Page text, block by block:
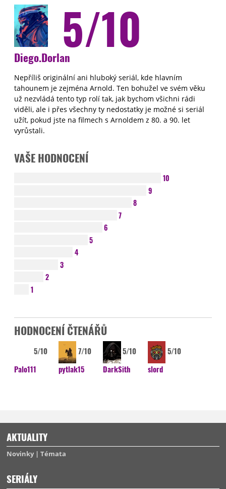
5/10
Diego.Dorlan
Nepříliš originální ani hluboký seriál, kde hlavním
tahounem je zejména Arnold. Ten bohužel ve svém věku
už nezvládá tento typ rolí tak, jak bychom všichni rádi
viděli, ale i přes všechny ty nedostatky je možné si seriál
užít, pokud jste na filmech s Arnoldem z 80. a 90. let
vyrůstali.
VAŠE HODNOCENÍ
10
9
8
7
6
5
4
3
2
1
HODNOCENÍ ČTENÁŘŮ
5/10
Palo111
7/10
pytlak15
5/10
DarkSith
5/10
slord
AKTUALITY
Novinky Témata
SERIÁLY